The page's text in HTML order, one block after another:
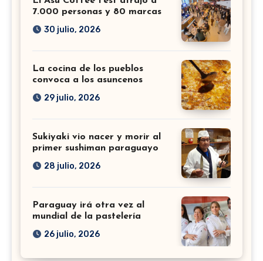
7.000 personas y 80 marcas
30 julio, 2026
La cocina de los pueblos
convoca a los asuncenos
29 julio, 2026
Sukiyaki vio nacer y morir al
primer sushiman paraguayo
28 julio, 2026
Paraguay irá otra vez al
mundial de la pastelería
26 julio, 2026